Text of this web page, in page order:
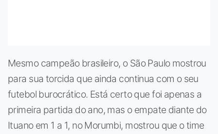
Mesmo campeão brasileiro, o São Paulo mostrou
para sua torcida que ainda continua com o seu
futebol burocrático. Está certo que foi apenas a
primeira partida do ano, mas o empate diante do
Ituano em 1 a 1, no Morumbi, mostrou que o time